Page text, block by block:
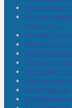
Бабаевская
филиал № 7
Калегинская